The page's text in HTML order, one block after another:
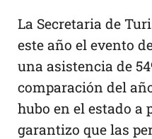
La Secretaria de
este año el evento
una asistencia de
comparación del
hubo en el estado a
garantizo que las